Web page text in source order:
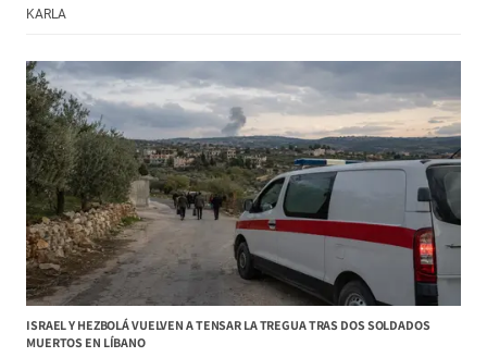
KARLA
ISRAEL Y HEZBOLÁ VUELVEN A TENSAR LA TREGUA TRAS DOS SOLDADOS
MUERTOS EN LÍBANO